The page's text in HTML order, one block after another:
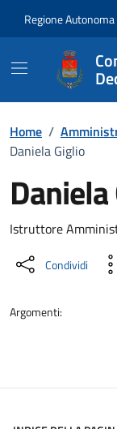
Regione
Home /
Daniela Giglio
Dettaglio
Istruttore
Condividi
Argomenti: